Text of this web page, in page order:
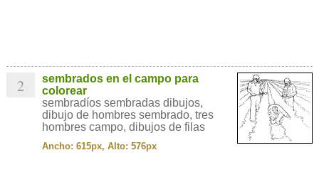
2
sembrados en el campo para
colorear
sembradíos sembradas dibujos,
dibujo de hombres sembrado, tres
hombres campo, dibujos de filas
Ancho: 615px, Alto: 576px